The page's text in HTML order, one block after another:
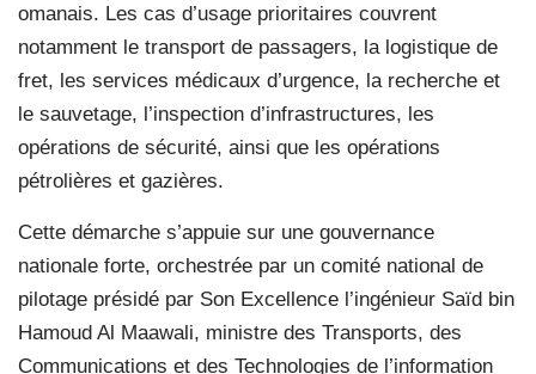
omanais. Les cas d’usage prioritaires couvrent
notamment le transport de passagers, la logistique de
fret, les services médicaux d’urgence, la recherche et
le sauvetage, l’inspection d’infrastructures, les
opérations de sécurité, ainsi que les opérations
pétrolières et gazières.
Cette démarche s’appuie sur une gouvernance
nationale forte, orchestrée par un comité national de
pilotage présidé par Son Excellence l’ingénieur Saïd bin
Hamoud Al Maawali, ministre des Transports, des
Communications et des Technologies de l’information